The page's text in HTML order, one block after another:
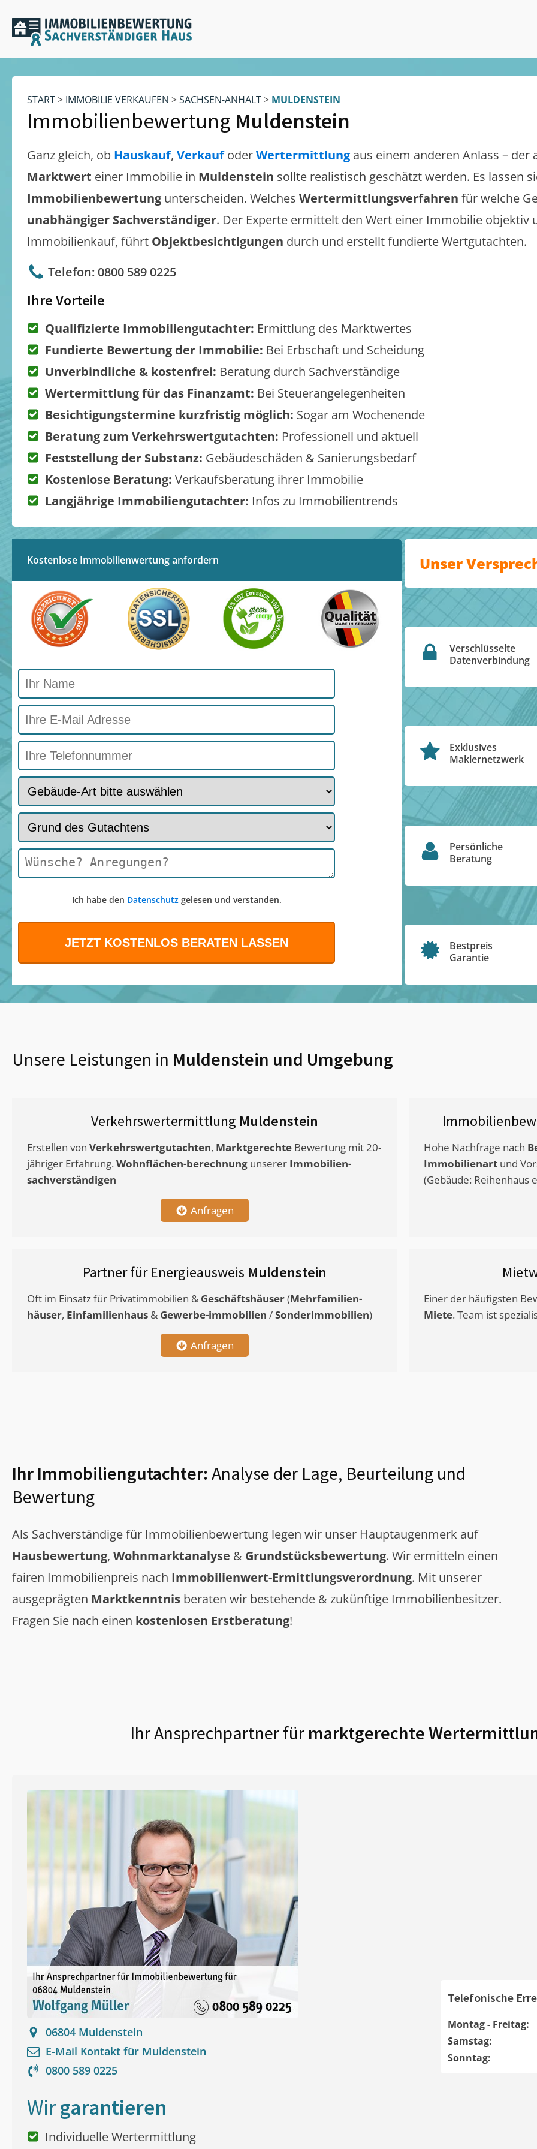
START> IMMOBILIE VERKAUFEN >SACHSEN-ANHALT> MULDENSTEIN
Immobilienbewertung Muldenstein
Ganz gleich, ob Hauskauf, VerkaufoderWertermittlung aus einem anderen Anlass – der
Marktwert einer Immobilie in Muldenstein sollte realistisch geschätzt werden. Es lassen
Immobilienbewertung unterscheiden. Welches Wertermittlungsverfahren für welche
unabhängiger Sachverständiger. Der Experte ermittelt den Wert einer Immobilie objektiv
Immobilienkauf, führt Objektbesichtigungen durch und erstellt fundierte Wertgutachten.
Telefon: 0800 589 0225
Ihre Vorteile
Qualifizierte Immobiliengutachter: Ermittlung des Marktwertes
Fundierte Bewertung der Immobilie: Bei Erbschaft und Scheidung
Unverbindliche & kostenfrei: Beratung durch Sachverständige
Wertermittlung für das Finanzamt: Bei Steuerangelegenheiten
Besichtigungstermine kurzfristig möglich: Sogar am Wochenende
Beratung zum Verkehrswertgutachten: Professionell und aktuell
Feststellung der Substanz: Gebäudeschäden & Sanierungsbedarf
Kostenlose Beratung: Verkaufsberatung ihrer Immobilie
Langjährige Immobiliengutachter: Infos zu Immobilientrends
Kostenlose Immobilienwertung anfordern
Ich habe den Datenschutzgelesen und verstanden.
Unser
Verschlüsselte
Datenverbindung
Exklusives
Maklernetzwerk
Persönliche
Beratung
Bestpreis
Garantie
Unsere Leistungen in Muldenstein und Umgebung
Verkehrswertermittlung Muldenstein
Erstellen von Verkehrswertgutachten, Marktgerechte Bewertung mit 20-
jähriger Erfahrung. Wohnflächen-berechnung unserer Immobilien-
sachverständigen
Anfragen
Hohe Nachfrage nach
Immobilienart und
(Gebäude: Reihenhaus
Partner für Energieausweis Muldenstein
Oft im Einsatz für Privatimmobilien & Geschäftshäuser(Mehrfamilien-
häuser, Einfamilienhaus & Gewerbe-immobilien /Sonderimmobilien)
Anfragen
Einer der häufigsten
Miete. Team ist
Ihr Immobiliengutachter: Analyse der Lage, Beurteilung und
Bewertung
Als Sachverständige für Immobilienbewertung legen wir unser Hauptaugenmerk auf
Hausbewertung, Wohnmarktanalyse & Grundstücksbewertung. Wir ermitteln einen
fairen Immobilienpreis nach Immobilienwert-Ermittlungsverordnung. Mit unserer
ausgeprägten Marktkenntnis beraten wir bestehende & zukünftige Immobilienbesitzer.
Fragen Sie nach einen kostenlosen Erstberatung!
Ihr Ansprechpartner fürmarktgerechte
06804 Muldenstein
E-Mail Kontakt für Muldenstein
0800 589 0225
Telefonische
Montag - Freitag:
Samstag:
Sonntag:
Wirgarantieren
Individuelle Wertermittlung